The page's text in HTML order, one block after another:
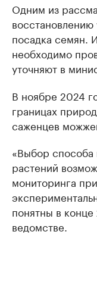
Одним из
восстановлению
посадка семян.
необходимо
уточняют в
В ноябре 2024
границах
саженцев
«Выбор способа
растений
мониторинга
понятны в
ведомстве.